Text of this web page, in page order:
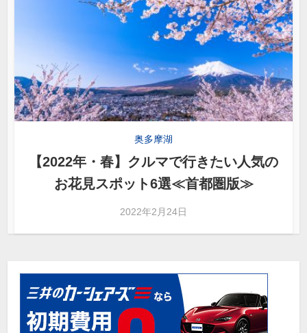
奥多摩湖
【2022年・春】クルマで行きたい人気の
お花見スポット6選≪首都圏版≫
2022年2月24日